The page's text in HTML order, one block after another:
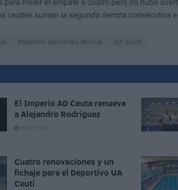
ceutíes suman la segunda derrota consecutiva
Pabellón Guillermo Molina UA Ceutí
El Imperio AD Ceuta renueva
a Alejandro Rodríguez
HACE 1 DÍA
Cuatro renovaciones y un
fichaje para el Deportivo UA
Ceutí